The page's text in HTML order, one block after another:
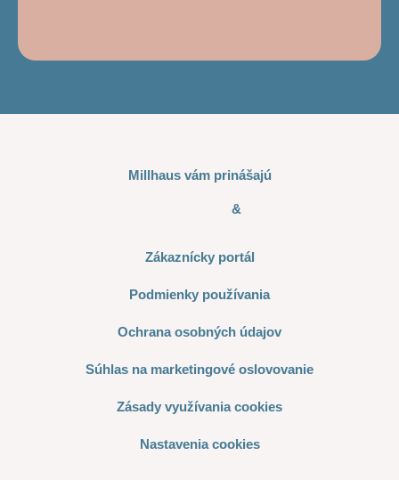
Millhaus vám prinášajú
&
Zákaznícky portál
Podmienky používania
Ochrana osobných údajov
Súhlas na marketingové oslovovanie
Zásady využívania cookies
Nastavenia cookies